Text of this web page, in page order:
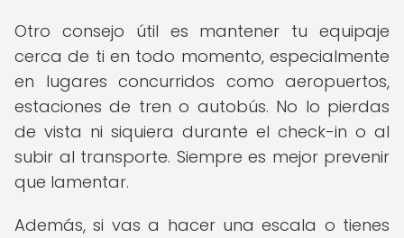
Otro consejo útil es mantener tu equipaje
cerca de ti en todo momento, especialmente
en lugares concurridos como aeropuertos,
estaciones de tren o autobús. No lo pierdas
de vista ni siquiera durante el check-in o al
subir al transporte. Siempre es mejor prevenir
que lamentar.
Además, si vas a hacer una escala o tienes